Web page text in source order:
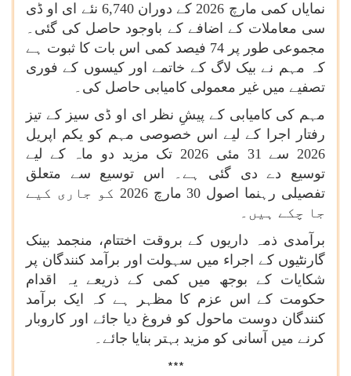
نمایاں کمی مارچ 2026 کے دوران 6,740 نئے ای او ڈی
سی معاملات کے اضافے کے باوجود حاصل کی گئی۔
مجموعی طور پر 74 فیصد کمی اس بات کا ثبوت ہے
کہ مہم نے بیک لاگ کے خاتمے اور کیسوں کے فوری
تصفیے میں غیر معمولی کامیابی حاصل کی۔
مہم کی کامیابی کے پیشِ نظر ای او ڈی سیز کے تیز
رفتار اجرا کے لیے اس خصوصی مہم کو یکم اپریل
2026 سے 31 مئی 2026 تک مزید دو ماہ کے لیے
توسیع دے دی گئی ہے۔ اس توسیع سے متعلق
تفصیلی رہنما اصول 30 مارچ 2026 کو جاری کیے
جا چکے ہیں۔
برآمدی ذمہ داریوں کے بروقت اختتام، منجمد بینک
گارنٹیوں کے اجراء میں سہولت اور برآمد کنندگان پر
شکایات کے بوجھ میں کمی کے ذریعے یہ اقدام
حکومت کے اس عزم کا مظہر ہے کہ ایک برآمد
کنندگان دوست ماحول کو فروغ دیا جائے اور کاروبار
کرنے میں آسانی کو مزید بہتر بنایا جائے۔
***